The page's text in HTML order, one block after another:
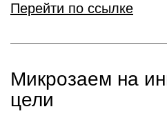
Перейти по ссылке
Микрозаем на
цели